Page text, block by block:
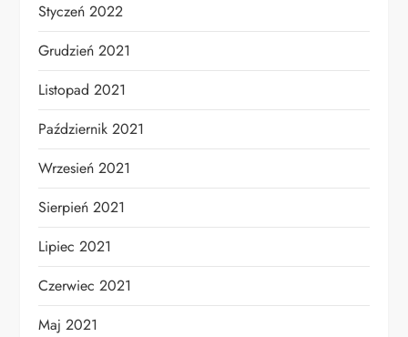
Styczeń 2022
Grudzień 2021
Listopad 2021
Październik 2021
Wrzesień 2021
Sierpień 2021
Lipiec 2021
Czerwiec 2021
Maj 2021